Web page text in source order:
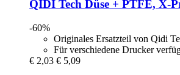
QIDI Tech Düse + PTFE, X-​
-60%
Originales Ersatzteil von Qidi
Für verschiedene Drucker
€ 2,03 € 5,09